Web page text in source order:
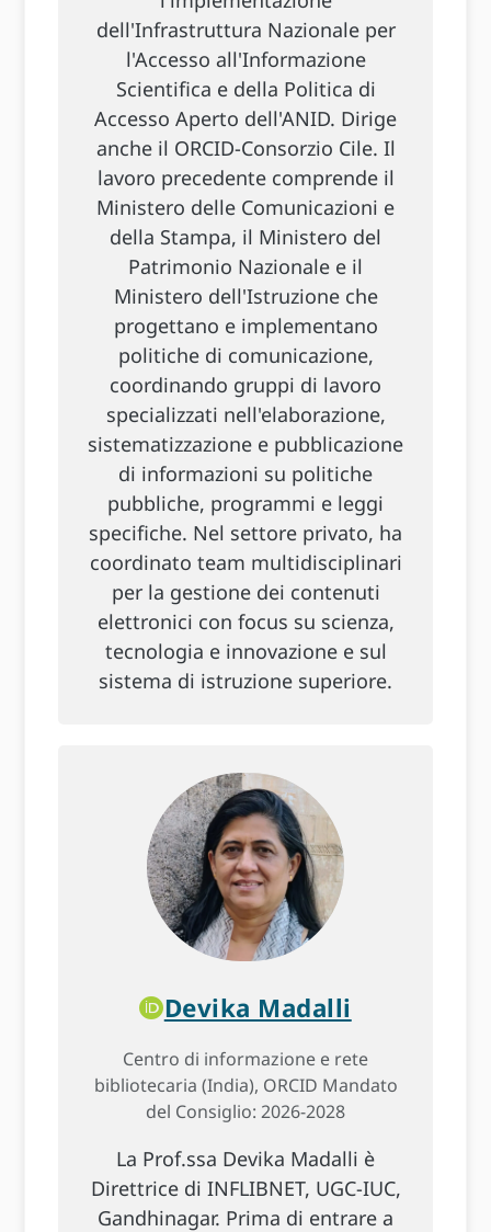
dell'Infrastruttura Nazionale per
l'Accesso all'Informazione
Scientifica e della Politica di
Accesso Aperto dell'ANID. Dirige
anche il ORCID-Consorzio Cile. Il
lavoro precedente comprende il
Ministero delle Comunicazioni e
della Stampa, il Ministero del
Patrimonio Nazionale e il
Ministero dell'Istruzione che
progettano e implementano
politiche di comunicazione,
coordinando gruppi di lavoro
specializzati nell'elaborazione,
sistematizzazione e pubblicazione
di informazioni su politiche
pubbliche, programmi e leggi
specifiche. Nel settore privato, ha
coordinato team multidisciplinari
per la gestione dei contenuti
elettronici con focus su scienza,
tecnologia e innovazione e sul
sistema di istruzione superiore.
Devika Madalli
Centro di informazione e rete
bibliotecaria (India), ORCID Mandato
del Consiglio: 2026-2028
La Prof.ssa Devika Madalli è
Direttrice di INFLIBNET, UGC-IUC,
Gandhinagar. Prima di entrare a